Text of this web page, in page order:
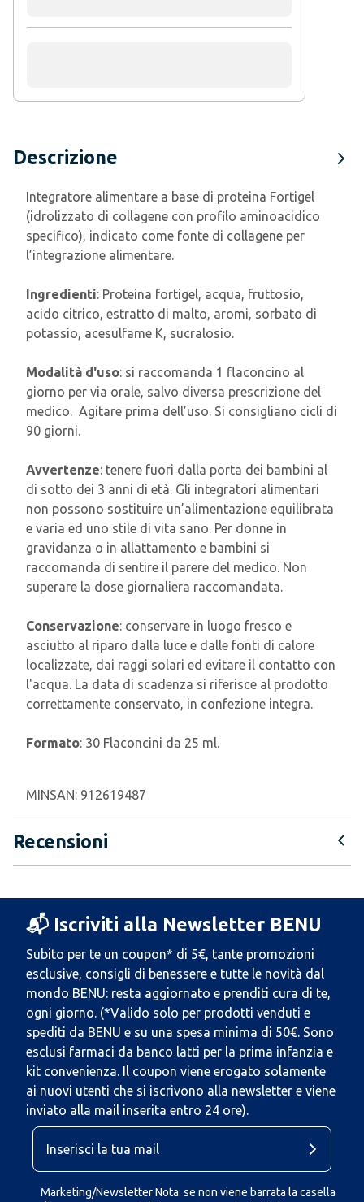
Descrizione
Integratore alimentare a base di proteina Fortigel
(idrolizzato di collagene con profilo aminoacidico
specifico), indicato come fonte di collagene per
l’integrazione alimentare.
Ingredienti: Proteina fortigel, acqua, fruttosio,
acido citrico, estratto di malto, aromi, sorbato di
potassio, acesulfame K, sucralosio.
Modalità d'uso: si raccomanda 1 flaconcino al
giorno per via orale, salvo diversa prescrizione del
medico. Agitare prima dell’uso. Si consigliano cicli di
90 giorni.
Avvertenze: tenere fuori dalla porta dei bambini al
di sotto dei 3 anni di età. Gli integratori alimentari
non possono sostituire un’alimentazione equilibrata
e varia ed uno stile di vita sano. Per donne in
gravidanza o in allattamento e bambini si
raccomanda di sentire il parere del medico. Non
superare la dose giornaliera raccomandata.
Conservazione: conservare in luogo fresco e
asciutto al riparo dalla luce e dalle fonti di calore
localizzate, dai raggi solari ed evitare il contatto con
l'acqua. La data di scadenza si riferisce al prodotto
correttamente conservato, in confezione integra.
Formato: 30 Flaconcini da 25 ml.
MINSAN: 912619487
Recensioni
📬 Iscriviti alla Newsletter BENU
Subito per te un coupon* di 5€, tante promozioni
esclusive, consigli di benessere e tutte le novità dal
mondo BENU: resta aggiornato e prenditi cura di te,
ogni giorno. (*Valido solo per prodotti venduti e
spediti da BENU e su una spesa minima di 50€. Sono
esclusi farmaci da banco latti per la prima infanzia e
kit convenienza. Il coupon viene erogato solamente
ai nuovi utenti che si iscrivono alla newsletter e viene
inviato alla mail inserita entro 24 ore).
Marketing/Newsletter Nota: se non viene barrata la casella